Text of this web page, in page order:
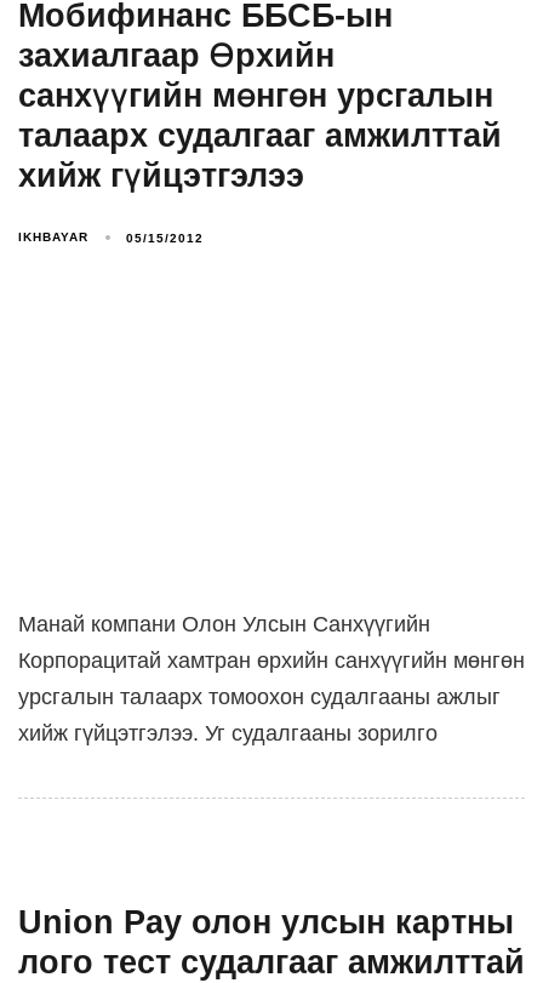
Мобифинанс ББСБ-ын
захиалгаар Өрхийн
санхүүгийн мөнгөн урсгалын
талаарх судалгааг амжилттай
хийж гүйцэтгэлээ
IKHBAYAR 05/15/2012
Манай компани Олон Улсын Санхүүгийн
Корпорацитай хамтран өрхийн санхүүгийн мөнгөн
урсгалын талаарх томоохон судалгааны ажлыг
хийж гүйцэтгэлээ. Уг судалгааны зорилго
Union Pay олон улсын картны
лого тест судалгааг амжилттай